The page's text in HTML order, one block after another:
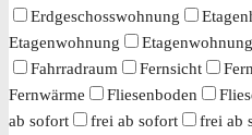
Erdgeschosswohnung
Etagenwohnung
Etagenwohnung
Fahrradraum
Fernsicht
Fernwärme
Fliesenboden
ab sofort
frei ab sofort frei ab